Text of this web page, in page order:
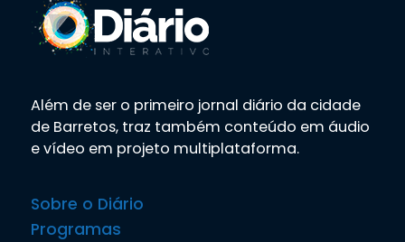
Além de ser o primeiro jornal diário da cidade
de Barretos, traz também conteúdo em áudio
e vídeo em projeto multiplataforma.
Sobre o Diário
Programas